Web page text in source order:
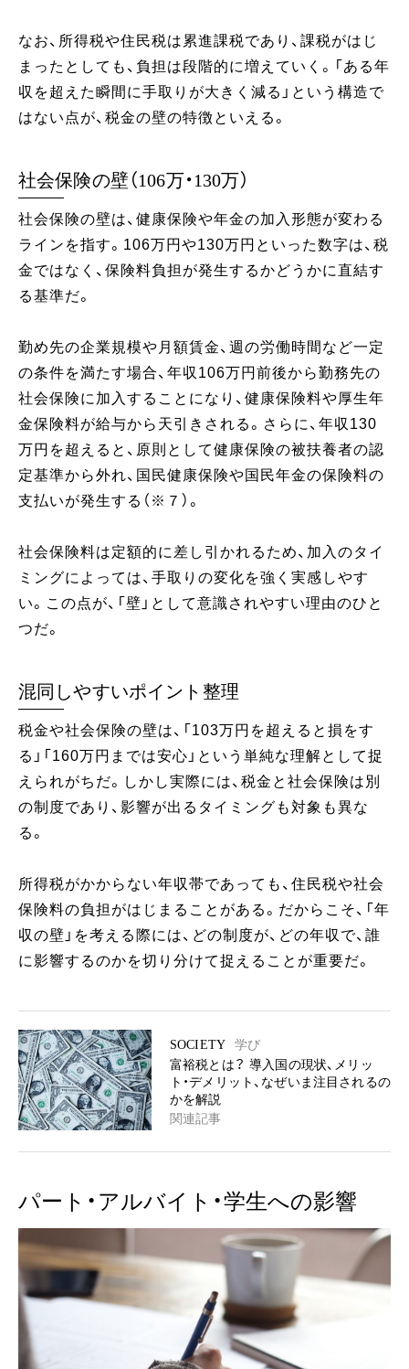
なお、所得税や住民税は累進課税であり、課税がはじ
まったとしても、負担は段階的に増えていく。「ある年
収を超えた瞬間に手取りが大きく減る」という構造で
はない点が、税金の壁の特徴といえる。
社会保険の壁（106万・130万）
社会保険の壁は、健康保険や年金の加入形態が変わる
ラインを指す。106万円や130万円といった数字は、税
金ではなく、保険料負担が発生するかどうかに直結す
る基準だ。
勤め先の企業規模や月額賃金、週の労働時間など一定
の条件を満たす場合、年収106万円前後から勤務先の
社会保険に加入することになり、健康保険料や厚生年
金保険料が給与から天引きされる。さらに、年収130
万円を超えると、原則として健康保険の被扶養者の認
定基準から外れ、国民健康保険や国民年金の保険料の
支払いが発生する（※７）。
社会保険料は定額的に差し引かれるため、加入のタイ
ミングによっては、手取りの変化を強く実感しやす
い。この点が、「壁」として意識されやすい理由のひと
つだ。
混同しやすいポイント整理
税金や社会保険の壁は、「103万円を超えると損をす
る」「160万円までは安心」という単純な理解として捉
えられがちだ。しかし実際には、税金と社会保険は別
の制度であり、影響が出るタイミングも対象も異な
る。
所得税がかからない年収帯であっても、住民税や社会
保険料の負担がはじまることがある。だからこそ、「年
収の壁」を考える際には、どの制度が、どの年収で、誰
に影響するのかを切り分けて捉えることが重要だ。
SOCIETY
学び
富裕税とは？ 導入国の現状、メリッ
ト・デメリット、なぜいま注目されるの
かを解説
関連記事
パート・アルバイト・学生への影響